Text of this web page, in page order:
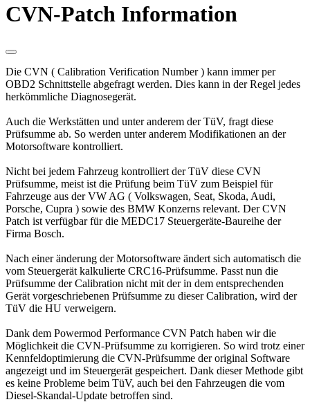
CVN-Patch Information
Die CVN ( Calibration Verification Number ) kann immer per
OBD2 Schnittstelle abgefragt werden. Dies kann in der Regel jedes
herkömmliche Diagnosegerät.
Auch die Werkstätten und unter anderem der TüV, fragt diese
Prüfsumme ab. So werden unter anderem Modifikationen an der
Motorsoftware kontrolliert.
Nicht bei jedem Fahrzeug kontrolliert der TüV diese CVN
Prüfsumme, meist ist die Prüfung beim TüV zum Beispiel für
Fahrzeuge aus der VW AG ( Volkswagen, Seat, Skoda, Audi,
Porsche, Cupra ) sowie des BMW Konzerns relevant. Der CVN
Patch ist verfügbar für die MEDC17 Steuergeräte-Baureihe der
Firma Bosch.
Nach einer änderung der Motorsoftware ändert sich automatisch die
vom Steuergerät kalkulierte CRC16-Prüfsumme. Passt nun die
Prüfsumme der Calibration nicht mit der in dem entsprechenden
Gerät vorgeschriebenen Prüfsumme zu dieser Calibration, wird der
TüV die HU verweigern.
Dank dem Powermod Performance CVN Patch haben wir die
Möglichkeit die CVN-Prüfsumme zu korrigieren. So wird trotz einer
Kennfeldoptimierung die CVN-Prüfsumme der original Software
angezeigt und im Steuergerät gespeichert. Dank dieser Methode gibt
es keine Probleme beim TüV, auch bei den Fahrzeugen die vom
Diesel-Skandal-Update betroffen sind.